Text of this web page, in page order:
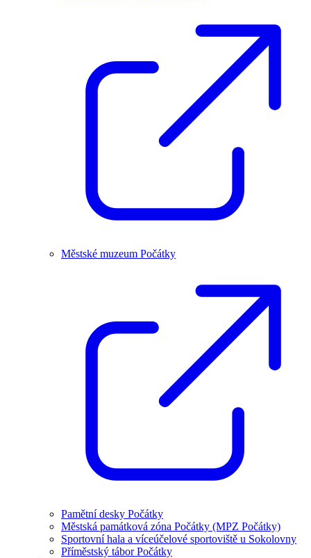
Městské muzeum Počátky
Pamětní desky Počátky
Městská památková zóna Počátky (MPZ Počátky)
Sportovní hala a víceúčelové sportoviště u Sokolovny
Příměstský tábor Počátky